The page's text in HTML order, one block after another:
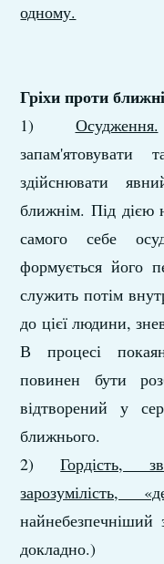
одному.
Гріхи проти
1) Осудження.
запам'ятовувати
здійснювати
ближнім. Під дією
самого себе
формується його
служить потім
до цієї людини,
В процесі
повинен бути
відтворений у
ближнього.
2)Гордість,
зарозумілість,
найнебезпечніший
докладно.)